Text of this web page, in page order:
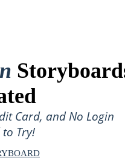
Card, and No Login
to Try!